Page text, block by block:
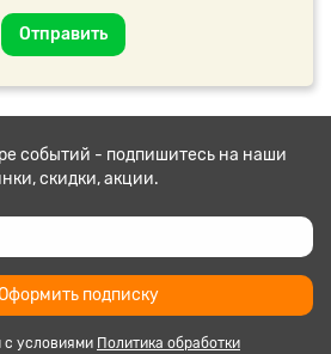
Отправить
событий - подпишитесь на наши
скидки, акции.
подписку
с условиями Политика обработки